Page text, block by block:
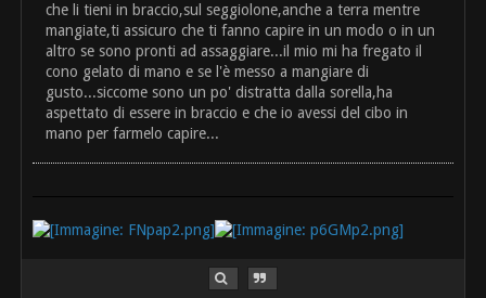
che li tieni in braccio,sul seggiolone,anche a terra mentre
mangiate,ti assicuro che ti fanno capire in un modo o in un
altro se sono pronti ad assaggiare...il mio mi ha fregato il
cono gelato di mano e se l'è messo a mangiare di
gusto...siccome sono un po' distratta dalla sorella,ha
aspettato di essere in braccio e che io avessi del cibo in
mano per farmelo capire...